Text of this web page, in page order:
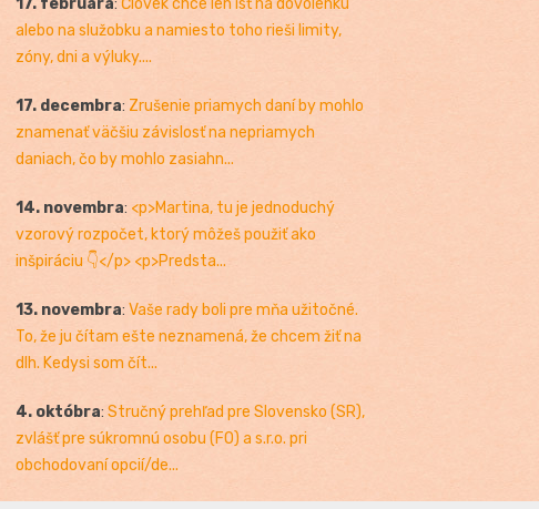
17. februára: Človek chce len ísť na dovolenku
alebo na služobku a namiesto toho rieši limity,
zóny, dni a výluky....
17. decembra: Zrušenie priamych daní by mohlo
znamenať väčšiu závislosť na nepriamych
daniach, čo by mohlo zasiahn...
14. novembra: <p>Martina, tu je jednoduchý
vzorový rozpočet, ktorý môžeš použiť ako
inšpiráciu 👇</p> <p>Predsta...
13. novembra: Vaše rady boli pre mňa užitočné.
To, že ju čítam ešte neznamená, že chcem žiť na
dlh. Kedysi som čít...
4. októbra: Stručný prehľad pre Slovensko (SR),
zvlášť pre súkromnú osobu (FO) a s.r.o. pri
obchodovaní opcií/de...